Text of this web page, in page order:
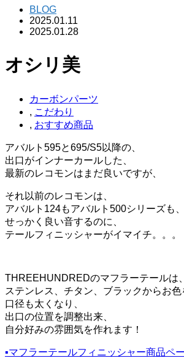
BLOG
2025.01.11
2025.01.28
オシリ美
カーボンパーツ
, こだわり
, おすすめ商品
アバルト595と695/S5以降の、
出口がインナーカールした、
最新のレコモンはまだ良いですが、
それ以前のレコモンは、
アバルト124もアバルト500シリーズも、
せっかく良い音するのに、
テールフィニッシャーがイマイチ。。。
THREEHUNDREDのマフラーテールは、
ステンレス、チタン、ブラックからお色
口径も太くなり、
出口の位置を調整出来、
自分好みの雰囲気を作れます！
▪️マフラーテールフィニッシャー商品ペ